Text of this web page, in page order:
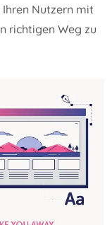
Ihren Nutzern mit
richtigen Weg zu